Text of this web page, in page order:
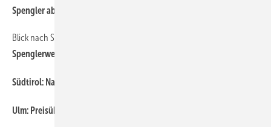
Spengler absolvieren Meisterkurs in Landshut
Blick nach Schweden
Spe nglerwelt der Zukunft ­gestalten
Südt irol: N achwuchs zündet ein Feuerwerk nach dem anderen
Ulm: Preisübergabe statt Lossprechungsfeier